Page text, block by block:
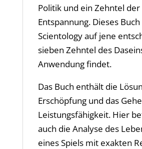
Politik und ein Zehntel der
Entspannung. Dieses
Scientology auf jene
sieben Zehntel des
Anwendung findet.
Das Buch enthält die
Erschöpfung und das
Leistungsfähigkeit. Hier
auch die Analyse des
eines Spiels mit exakten